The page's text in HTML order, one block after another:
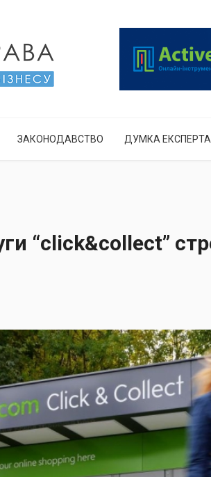
ЗАКОНОДАВСТВО ДУМКА ЕКСПЕРТА
“click&collect”